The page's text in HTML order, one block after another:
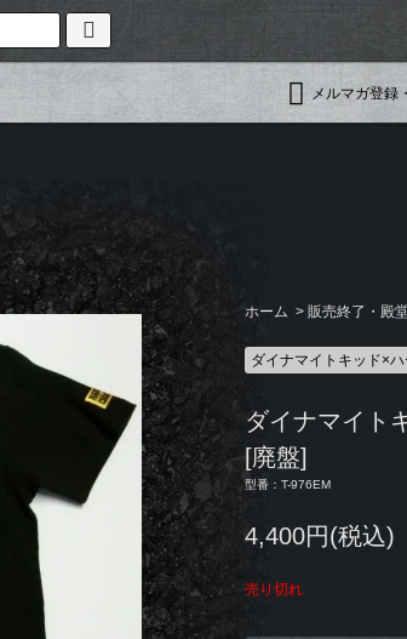
メルマガ登録
ホーム > 販売終了・殿
ダイナマイトキッド×
ダイナマイト
[廃盤]
型番：T-976EM
4,400円(税込)
売り切れ